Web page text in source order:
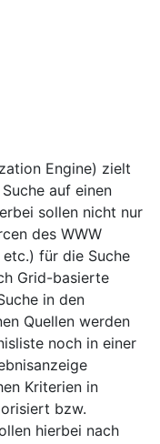
Engine) zielt
auf einen
sollen nicht nur
des WWW
für die Suche
Grid-basierte
in den
Quellen werden
noch in einer
Kriterien in
bzw.
hierbei nach